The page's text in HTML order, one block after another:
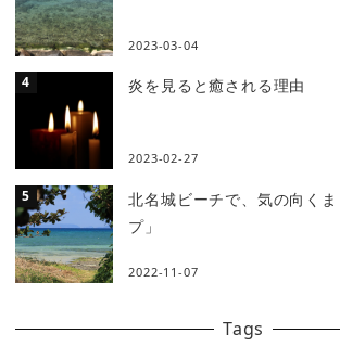
2023-03-04
炎を見ると癒される理由
2023-02-27
北名城ビーチで、気の向く
プ」
2022-11-07
Tags